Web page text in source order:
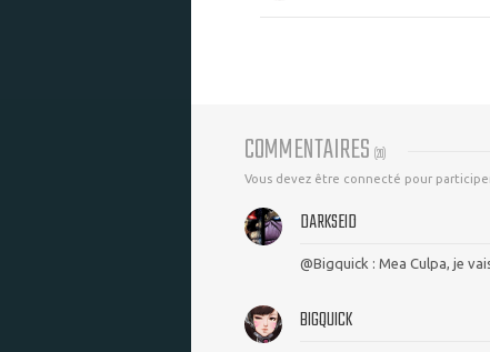
COMMENTAIRES (20)
Vous devez être connecté pour
DARKSEID
@Bigquick : Mea Culpa, je
BIGQUICK